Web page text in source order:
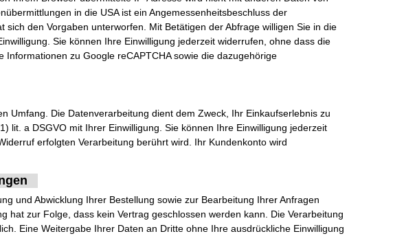
in die USA ist ein Angemessenheitsbeschluss der
den Vorgaben unterworfen. Mit Betätigen der Abfrage willigen Sie in die
Sie können Ihre Einwilligung jederzeit widerrufen, ohne dass die
zu Google reCAPTCHA sowie die dazugehörige
Umfang. Die Datenverarbeitung dient dem Zweck, Ihr Einkaufserlebnis zu
lit. a DSGVO mit Ihrer Einwilligung. Sie können Ihre Einwilligung jederzeit
erfolgten Verarbeitung berührt wird. Ihr Kundenkonto wird
und Abwicklung Ihrer Bestellung sowie zur Bearbeitung Ihrer Anfragen
zur Folge, dass kein Vertrag geschlossen werden kann. Die Verarbeitung
Eine Weitergabe Ihrer Daten an Dritte ohne Ihre ausdrückliche Einwilligung